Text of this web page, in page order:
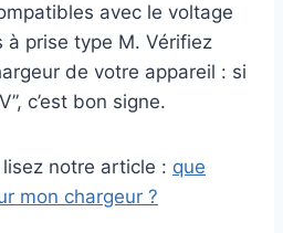
avec le voltage
à prise type M. Vérifiez
de votre appareil : si
c’est bon signe.
notre article : que
mon chargeur ?